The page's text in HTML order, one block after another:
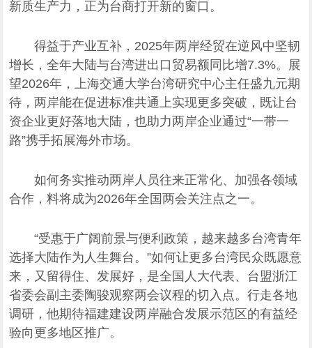
新质生产力，正为台商打开新的窗口。
得益于产业互补，2025年两岸经贸在逆风中坚韧
增长，全年大陆与台湾进出口贸易额同比增7.3%。展
望2026年，上海交通大学台湾研究中心主任盛九元期
待，两岸能在促进标准共通上实现更多突破，既让台
资企业更好落地大陆，也助力两岸企业通过“一带一
路”携手拓展海外市场。
如何务实推动两岸人员往来正常化、加强各领域
合作，料将成为2026年全国两会关注点之一。
“受惠于广阔前景与便利政策，越来越多台湾青年
选择大陆作为人生舞台。”如何让更多台湾民众既愿意
来，又留得住、发展好，是全国人大代表、台盟浙江
省委会副主委陶骏观察两会议程的切入点。行走各地
调研，他期待福建建设两岸融合发展示范区的有益经
验向更多地区推广。